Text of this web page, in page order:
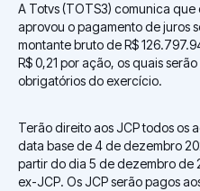
A Totvs (TOTS3) comunica
aprovou o pagamento de juros
montante bruto de R$
R$ 0,21 por ação, os quais
obrigatórios do exercício.
Terão direito aos JCP todos os
data base de 4 de dezembro
partir do dia 5 de dezembro de
ex-JCP. Os JCP serão pagos